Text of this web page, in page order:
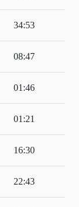
34:53
08:47
01:46
01:21
16:30
22:43